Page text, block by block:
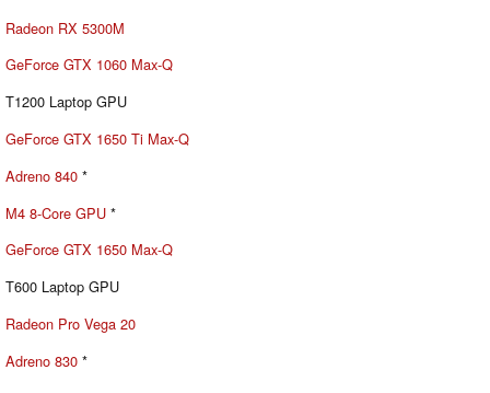
Radeon RX 5300M
GeForce GTX 1060 Max-Q
T1200 Laptop GPU
GeForce GTX 1650 Ti Max-Q
Adreno 840 *
M4 8-Core GPU *
GeForce GTX 1650 Max-Q
T600 Laptop GPU
Radeon Pro Vega 20
Adreno 830 *